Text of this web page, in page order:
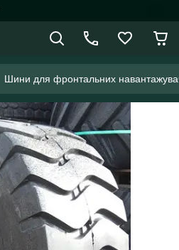
Шини для фронтальних